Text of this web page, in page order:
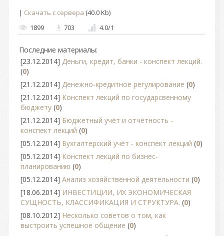
| Скачать с сервера (40.0 Kb)
1899
703 4.0/1
Последние материалы:
[23.12.2014] Деньги, кредит, банки - конспект лекций.
(0)
[21.12.2014] Денежно-кредитное регулирование (0)
[21.12.2014] Конспект лекций по государсвенному
бюджету (0)
[21.12.2014] Бюджетный учёт и отчётность -
конспект лекций (0)
[05.12.2014] Бухгалтерский учёт - конспект лекций (0)
[05.12.2014] Конспект лекций по бизнес-
планированию (0)
[05.12.2014] Анализ хозяйственной деятельности (0)
[18.06.2014] ИНВЕСТИЦИИ, ИХ ЭКОНОМИЧЕСКАЯ
СУЩНОСТЬ, КЛАССИФИКАЦИЯ И СТРУКТУРА. (0)
[08.10.2012] Несколько советов о том, как
выстроить успешное общение (0)